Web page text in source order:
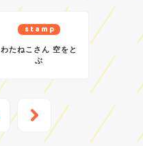
stamp
わたねこさん 空をと
ぶ